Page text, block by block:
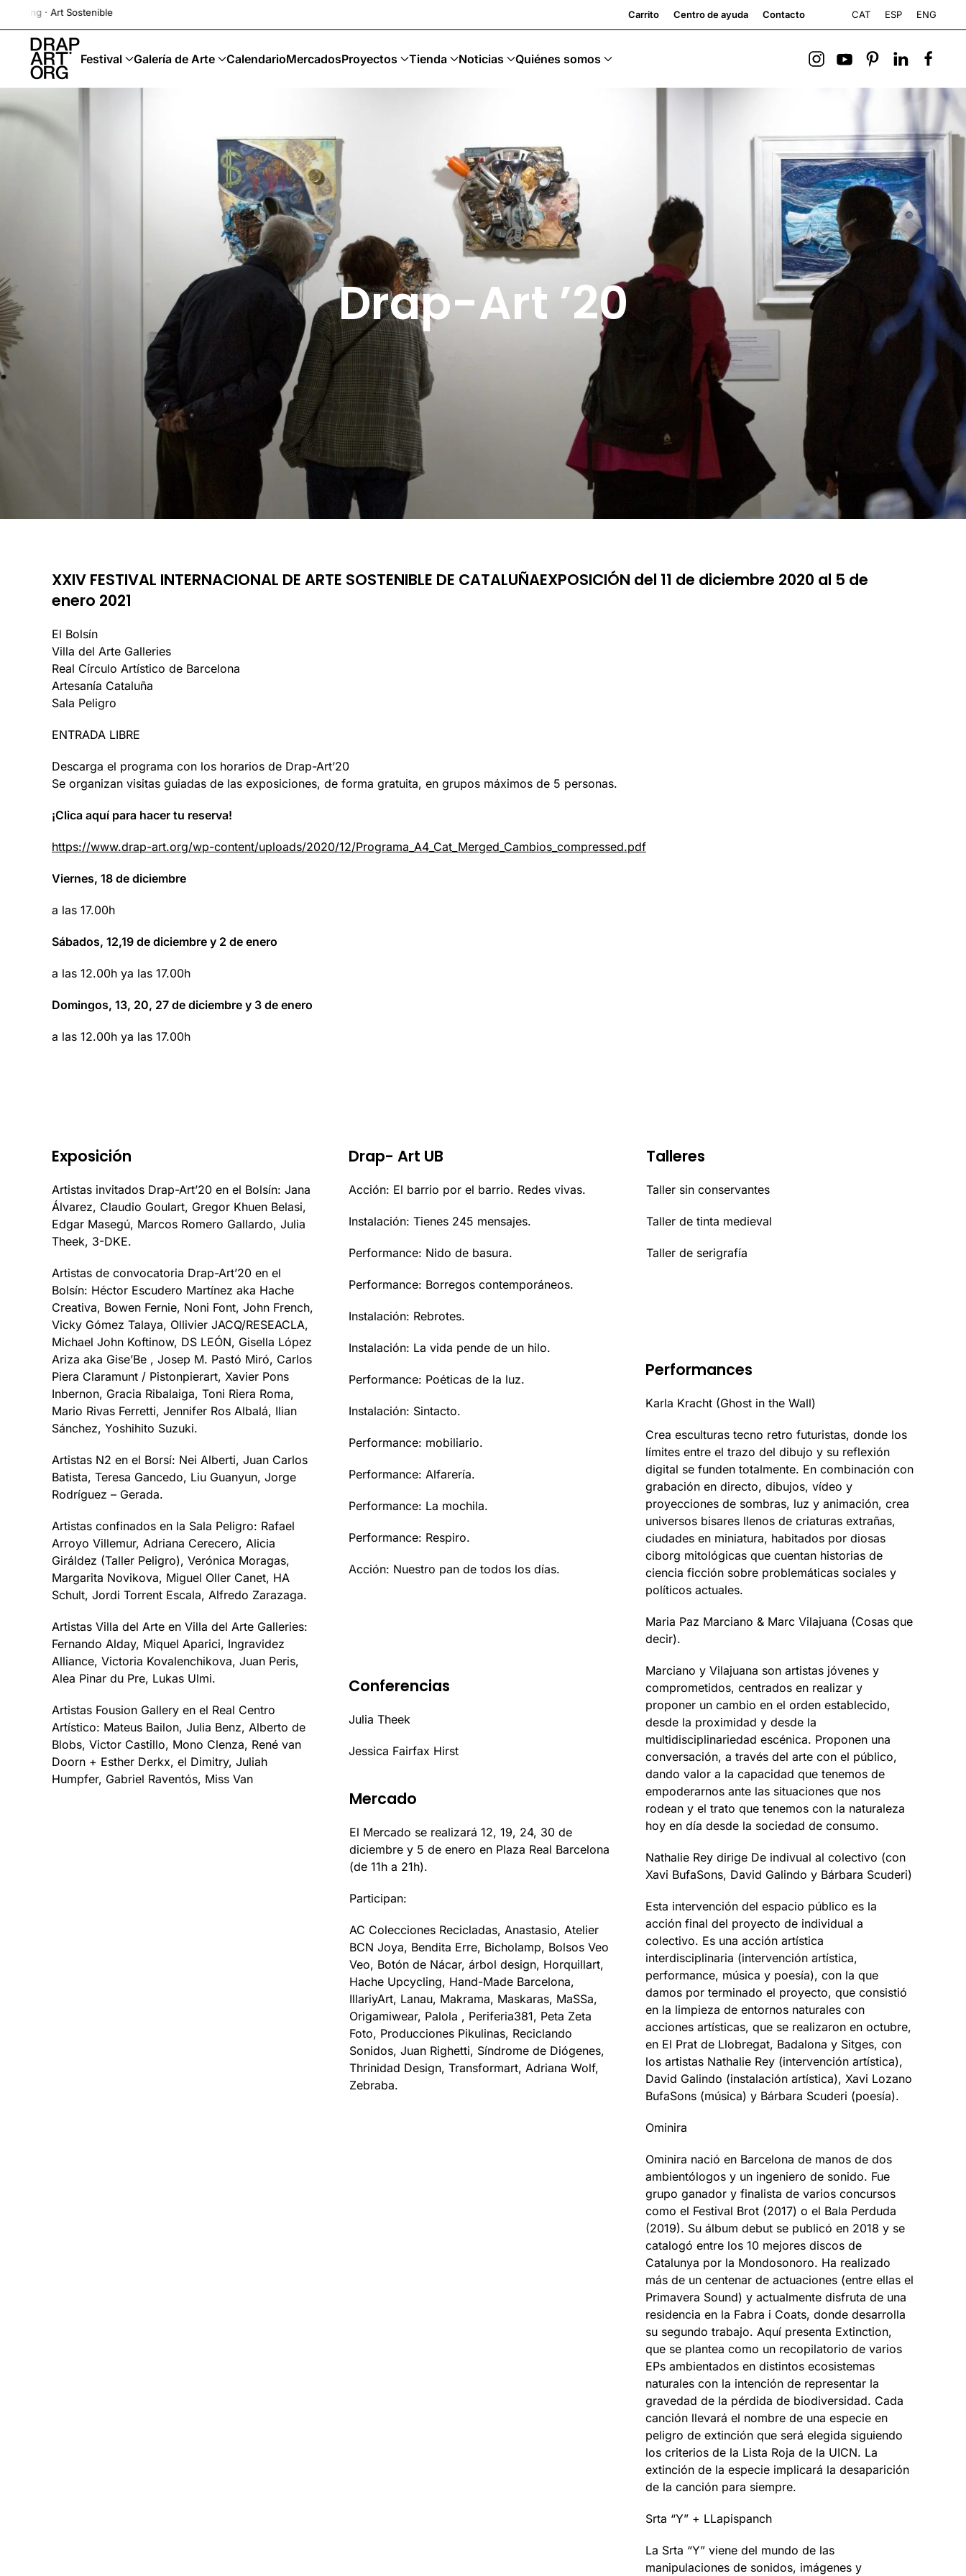
Ir al contenido principal
Carrito Centro de ayuda Contacto CAT ESP ENG
Festival Galería de Arte CalendarioMercadosProyectos Tienda Noticias Quiénes somos
Drap-Art ’20
XXIV FESTIVAL INTERNACIONAL DE ARTE SOSTENIBLE DE CATALUÑAEXPOSICIÓN del 11 de diciembre 2020 al 5 de
enero 2021
El Bolsín
Villa del Arte Galleries
Real Círculo Artístico de Barcelona
Artesanía Cataluña
Sala Peligro
ENTRADA LIBRE
Descarga el programa con los horarios de Drap-Art’20
Se organizan visitas guiadas de las exposiciones, de forma gratuita, en grupos máximos de 5 personas.
¡Clica aquí para hacer tu reserva!
https://www.drap-art.org/wp-content/uploads/2020/12/Programa_A4_Cat_Merged_Cambios_compressed.pdf
Viernes, 18 de diciembre
a las 17.00h
Sábados, 12,19 de diciembre y 2 de enero
a las 12.00h ya las 17.00h
Domingos, 13, 20, 27 de diciembre y 3 de enero
a las 12.00h ya las 17.00h
Exposición
Artistas invitados Drap-Art’20 en el Bolsín: Jana
Álvarez, Claudio Goulart, Gregor Khuen Belasi,
Edgar Masegú, Marcos Romero Gallardo, Julia
Theek, 3-DKE.
Artistas de convocatoria Drap-Art’20 en el
Bolsín: Héctor Escudero Martínez aka Hache
Creativa, Bowen Fernie, Noni Font, John French,
Vicky Gómez Talaya, Ollivier JACQ/RESEACLA,
Michael John Koftinow, DS LEÓN, Gisella López
Ariza aka Gise’Be , Josep M. Pastó Miró, Carlos
Piera Claramunt / Pistonpierart, Xavier Pons
Inbernon, Gracia Ribalaiga, Toni Riera Roma,
Mario Rivas Ferretti, Jennifer Ros Albalá, Ilian
Sánchez, Yoshihito Suzuki.
Artistas N2 en el Borsí: Nei Alberti, Juan Carlos
Batista, Teresa Gancedo, Liu Guanyun, Jorge
Rodríguez – Gerada.
Artistas confinados en la Sala Peligro: Rafael
Arroyo Villemur, Adriana Cerecero, Alicia
Giráldez (Taller Peligro), Verónica Moragas,
Margarita Novikova, Miguel Oller Canet, HA
Schult, Jordi Torrent Escala, Alfredo Zarazaga.
Artistas Villa del Arte en Villa del Arte Galleries:
Fernando Alday, Miquel Aparici, Ingravidez
Alliance, Victoria Kovalenchikova, Juan Peris,
Alea Pinar du Pre, Lukas Ulmi.
Artistas Fousion Gallery en el Real Centro
Artístico: Mateus Bailon, Julia Benz, Alberto de
Blobs, Victor Castillo, Mono Clenza, René van
Doorn + Esther Derkx, el Dimitry, Juliah
Humpfer, Gabriel Raventós, Miss Van
Drap- Art UB
Acción: El barrio por el barrio. Redes vivas.
Instalación: Tienes 245 mensajes.
Performance: Nido de basura.
Performance: Borregos contemporáneos.
Instalación: Rebrotes.
Instalación: La vida pende de un hilo.
Performance: Poéticas de la luz.
Instalación: Sintacto.
Performance: mobiliario.
Performance: Alfarería.
Performance: La mochila.
Performance: Respiro.
Acción: Nuestro pan de todos los días.
Talleres
Taller sin conservantes
Taller de tinta medieval
Taller de serigrafía
Performances
Karla Kracht (Ghost in the Wall)
Crea esculturas tecno retro futuristas, donde los
límites entre el trazo del dibujo y su reflexión
digital se funden totalmente. En combinación con
grabación en directo, dibujos, vídeo y
proyecciones de sombras, luz y animación, crea
universos bisares llenos de criaturas extrañas,
ciudades en miniatura, habitados por diosas
ciborg mitológicas que cuentan historias de
ciencia ficción sobre problemáticas sociales y
políticos actuales.
Maria Paz Marciano & Marc Vilajuana (Cosas que
decir).
Marciano y Vilajuana son artistas jóvenes y
comprometidos, centrados en realizar y
proponer un cambio en el orden establecido,
desde la proximidad y desde la
multidisciplinariedad escénica. Proponen una
conversación, a través del arte con el público,
dando valor a la capacidad que tenemos de
empoderarnos ante las situaciones que nos
rodean y el trato que tenemos con la naturaleza
hoy en día desde la sociedad de consumo.
Nathalie Rey dirige De indivual al colectivo (con
Xavi BufaSons, David Galindo y Bárbara Scuderi)
Esta intervención del espacio público es la
acción final del proyecto de individual a
colectivo. Es una acción artística
interdisciplinaria (intervención artística,
performance, música y poesía), con la que
damos por terminado el proyecto, que consistió
en la limpieza de entornos naturales con
acciones artísticas, que se realizaron en octubre,
en El Prat de Llobregat, Badalona y Sitges, con
los artistas Nathalie Rey (intervención artística),
David Galindo (instalación artística), Xavi Lozano
BufaSons (música) y Bárbara Scuderi (poesía).
Ominira
Ominira nació en Barcelona de manos de dos
ambientólogos y un ingeniero de sonido. Fue
grupo ganador y finalista de varios concursos
como el Festival Brot (2017) o el Bala Perduda
(2019). Su álbum debut se publicó en 2018 y se
catalogó entre los 10 mejores discos de
Catalunya por la Mondosonoro. Ha realizado
más de un centenar de actuaciones (entre ellas el
Primavera Sound) y actualmente disfruta de una
residencia en la Fabra i Coats, donde desarrolla
su segundo trabajo. Aquí presenta Extinction,
que se plantea como un recopilatorio de varios
EPs ambientados en distintos ecosistemas
naturales con la intención de representar la
gravedad de la pérdida de biodiversidad. Cada
canción llevará el nombre de una especie en
peligro de extinción que será elegida siguiendo
los criterios de la Lista Roja de la UICN. La
extinción de la especie implicará la desaparición
de la canción para siempre.
Srta “Y” + LLapispanch
La Srta “Y” viene del mundo de las
manipulaciones de sonidos, imágenes y
Conferencias
Julia Theek
Jessica Fairfax Hirst
Mercado
El Mercado se realizará 12, 19, 24, 30 de
diciembre y 5 de enero en Plaza Real Barcelona
(de 11h a 21h).
Participan:
AC Colecciones Recicladas, Anastasio, Atelier
BCN Joya, Bendita Erre, Bicholamp, Bolsos Veo
Veo, Botón de Nácar, árbol design, Horquillart,
Hache Upcycling, Hand-Made Barcelona, ​​
IllariyArt, Lanau, Makrama, Maskaras, MaSSa,
Origamiwear, Palola , Periferia381, Peta Zeta
Foto, Producciones Pikulinas, Reciclando
Sonidos, Juan Righetti, Síndrome de Diógenes,
Thrinidad Design, Transformart, Adriana Wolf,
Zebraba.